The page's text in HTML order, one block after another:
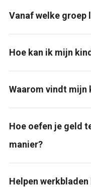
Vanaf welke groep
Hoe kan ik mijn
Waarom vindt
Hoe oefen je geld
manier?
Helpen